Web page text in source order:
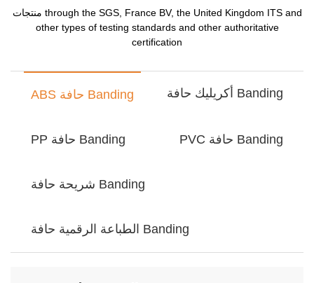
منتجات through the SGS, France BV, the United Kingdom ITS and
other types of testing standards and other authoritative
certification
ABS حافة Banding أكريليك حافة Banding
PP حافة Banding PVC حافة Banding
شريحة حافة Banding
الطباعة الرقمية حافة Banding